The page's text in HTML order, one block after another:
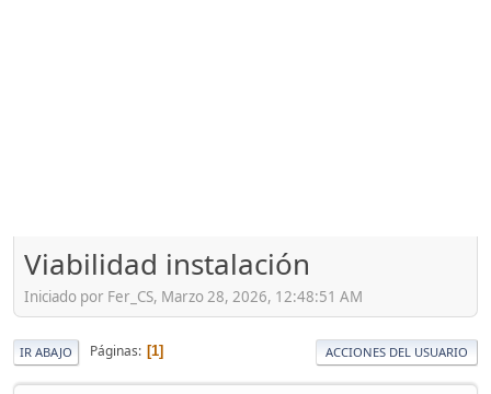
Viabilidad instalación
Iniciado por Fer_CS, Marzo 28, 2026, 12:48:51 AM
IR ABAJO Páginas 1 ACCIONES DEL USUARIO